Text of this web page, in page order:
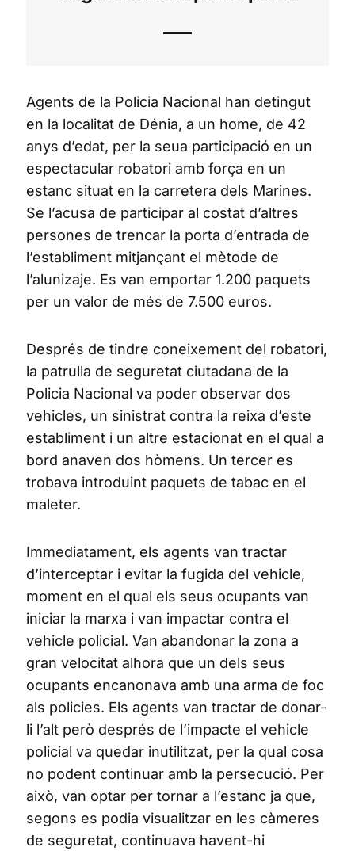
Agents de la Policia Nacional han detingut
en la localitat de Dénia, a un home, de 42
anys d’edat, per la seua participació en un
espectacular robatori amb força en un
estanc situat en la carretera dels Marines.
Se l’acusa de participar al costat d’altres
persones de trencar la porta d’entrada de
l’establiment mitjançant el mètode de
l’alunizaje. Es van emportar 1.200 paquets
per un valor de més de 7.500 euros.
Després de tindre coneixement del robatori,
la patrulla de seguretat ciutadana de la
Policia Nacional va poder observar dos
vehicles, un sinistrat contra la reixa d’este
establiment i un altre estacionat en el qual a
bord anaven dos hòmens. Un tercer es
trobava introduint paquets de tabac en el
maleter.
Immediatament, els agents van tractar
d’interceptar i evitar la fugida del vehicle,
moment en el qual els seus ocupants van
iniciar la marxa i van impactar contra el
vehicle policial. Van abandonar la zona a
gran velocitat alhora que un dels seus
ocupants encanonava amb una arma de foc
als policies. Els agents van tractar de donar-
li l’alt però després de l’impacte el vehicle
policial va quedar inutilitzat, per la qual cosa
no podent continuar amb la persecució. Per
això, van optar per tornar a l’estanc ja que,
segons es podia visualitzar en les càmeres
de seguretat, continuava havent-hi